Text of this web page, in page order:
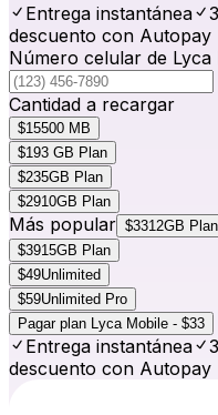
Entrega instantánea
descuento con Autopay
Número celular de Lyca
Cantidad a recargar
$15500 MB
$193 GB Plan
$235GB Plan
$2910GB Plan
Más popular $3312GB Plan
$3915GB Plan
$49Unlimited
$59Unlimited Pro
Pagar plan Lyca Mobile - $33
Entrega instantánea
descuento con Autopay